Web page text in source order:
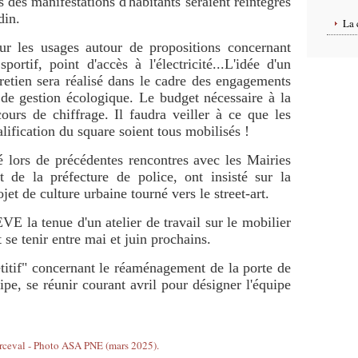
les usages autour de propositions concernant
point d'accès à l'électricité...L'idée d'un
sera réalisé dans le cadre des engagements
gestion écologique. Le budget nécessaire à la
de chiffrage. Il faudra veiller à ce que les
du square soient tous mobilisés !
lors de précédentes rencontres avec les Mairies
de la préfecture de police, ont insisté sur la
de culture urbaine tourné vers le street-art.
la tenue d'un atelier de travail sur le mobilier
tenir entre mai et juin prochains.
concernant le réaménagement de la porte de
se réunir courant avril pour désigner l'équipe
La